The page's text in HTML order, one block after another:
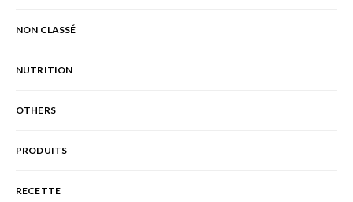
NON CLASSÉ
NUTRITION
OTHERS
PRODUITS
RECETTE